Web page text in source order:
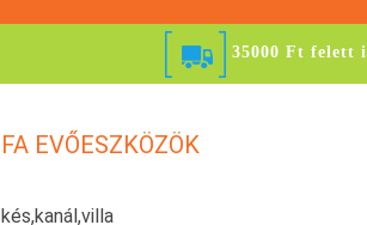
35000 Ft felett
FA EVŐESZKÖZÖK
kés,kanál,villa